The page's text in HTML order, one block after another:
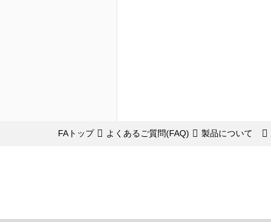
FAトップ よくあるご質問(FAQ) 製品について